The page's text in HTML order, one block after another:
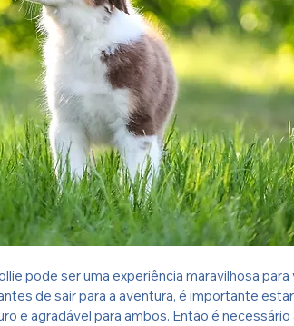
pode ser uma experiência maravilhosa
de sair para a aventura, é importante
e agradável para ambos. Então é